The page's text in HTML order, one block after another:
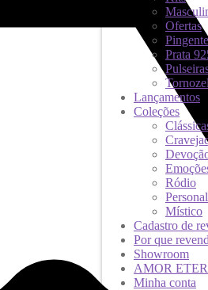
Ofertas
Prata
Lançamentos
Coleções
Ródio
Místico
Cadastro de
Por que
Showroom
AMOR
Minha conta